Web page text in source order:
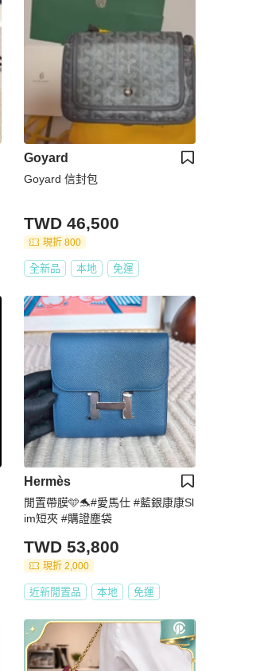
Goyard
Goyard 信封包
TWD 46,500
現折 800
全新品 本地 免運
Hermès
閒置帶膜🩵🐬#愛馬仕 #藍銀康康Sl
im短夾 #購證塵袋
TWD 53,800
現折 2,000
近新閒置品 本地 免運